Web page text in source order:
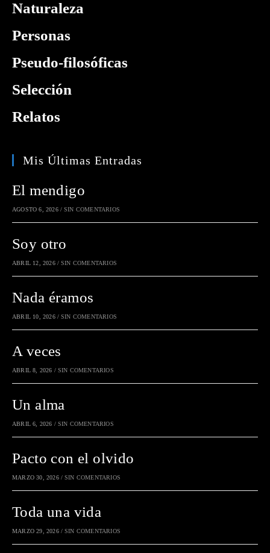
Naturaleza
Personas
Pseudo-filosóficas
Selección
Relatos
Mis Últimas Entradas
El mendigo
AGOSTO 6, 2026 / SIN COMENTARIOS
Soy otro
ABRIL 12, 2026 / SIN COMENTARIOS
Nada éramos
ABRIL 10, 2026 / SIN COMENTARIOS
A veces
ABRIL 8, 2026 / SIN COMENTARIOS
Un alma
ABRIL 6, 2026 / SIN COMENTARIOS
Pacto con el olvido
MARZO 30, 2026 / SIN COMENTARIOS
Toda una vida
MARZO 29, 2026 / SIN COMENTARIOS